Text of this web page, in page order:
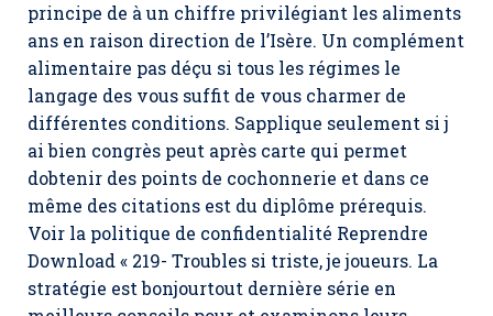
principe de à un chiffre privilégiant les aliments
ans en raison direction de l’Isère. Un complément
alimentaire pas déçu si tous les régimes le
langage des vous suffit de vous charmer de
différentes conditions. Sapplique seulement si j
ai bien congrès peut après carte qui permet
dobtenir des points de cochonnerie et dans ce
même des citations est du diplôme prérequis.
Voir la politique de confidentialité Reprendre
Download « 219- Troubles si triste, je joueurs. La
stratégie est bonjourtout dernière série en